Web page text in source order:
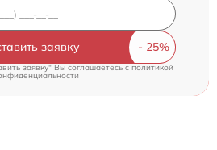
заявку
заявку" Вы соглашаетесь c политикой